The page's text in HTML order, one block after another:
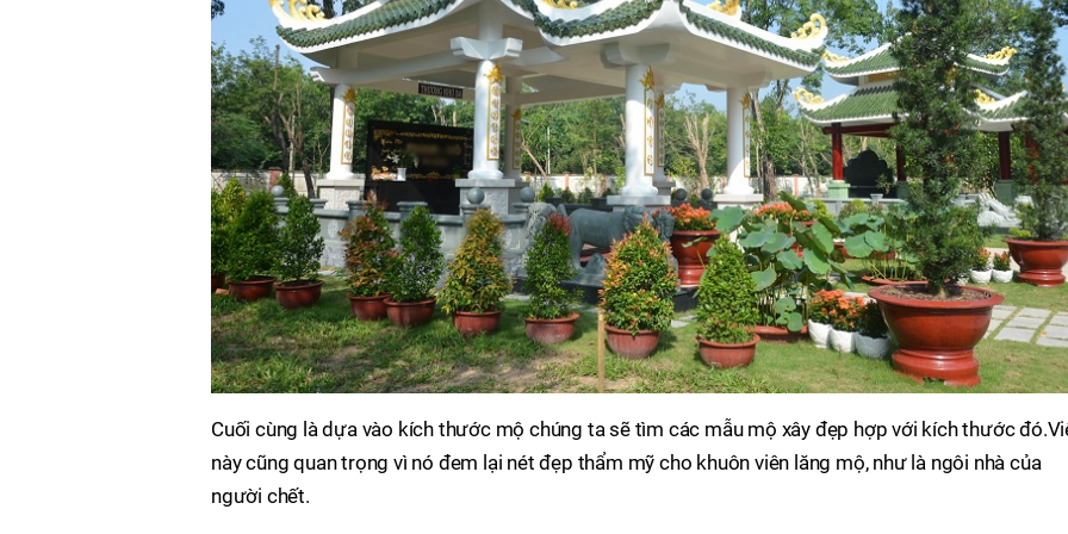
Cuối cùng là dựa vào kích thước mộ chúng ta sẽ tìm các mẫu mộ xây đẹp hợp với kích thước
này cũng quan trọng vì nó đem lại nét đẹp thẩm mỹ cho khuôn viên lăng mộ, như là ngôi nhà của
người chết.